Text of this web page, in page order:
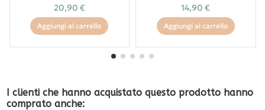
20,90 €
Aggiungi al carrello
14,90 €
Aggiungi al carrello
I clienti che hanno acquistato questo prodotto hanno
comprato anche: